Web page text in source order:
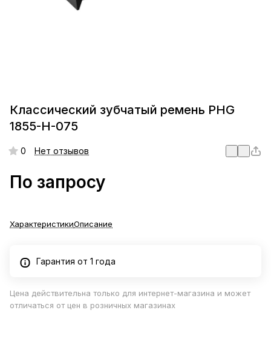
Классический зубчатый ремень PHG
1855-H-075
0 Нет отзывов
По запросу
ХарактеристикиОписание
Гарантия от 1 года
Цена действительна только для интернет-магазина и может
отличаться от цен в розничных магазинах